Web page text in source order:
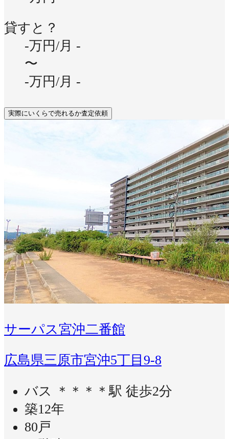
貸すと？
-万円/月 -
〜
-万円/月 -
実際にいくらで売れるか査定依頼
サーパス宮沖二番館
広島県三原市宮沖5丁目9-8
バス ＊＊＊＊駅 徒歩2分
築12年
80戸